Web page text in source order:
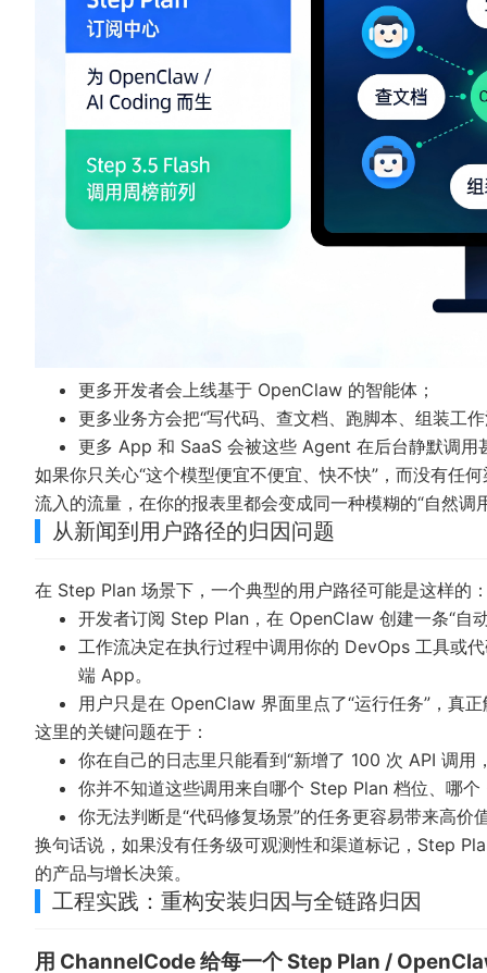
更多开发者会上线基于 OpenClaw 的智能体；
更多业务方会把“写代码、查文档、跑脚本、组装工
更多 App 和 SaaS 会被这些 Agent 在后台静默调用
如果你只关心“这个模型便宜不便宜、快不快”，而没有任
流入的流量，在你的报表里都会变成同一种模糊的“自然调
从新闻到用户路径的归因问题
在 Step Plan 场景下，一个典型的用户路径可能是这样的
开发者订阅 Step Plan，在 OpenClaw 创建一条“自
工作流决定在执行过程中调用你的 DevOps 工具或
端 App。
用户只是在 OpenClaw 界面里点了“运行任务”，真
这里的关键问题在于：
你在自己的日志里只能看到“新增了 100 次 API 调用
你并不知道这些调用来自哪个 Step Plan 档位、哪
你无法判断是“代码修复场景”的任务更容易带来高
换句话说，如果没有任务级可观测性和渠道标记，Step
的产品与增长决策。
工程实践：重构安装归因与全链路归因
用 ChannelCode 给每一个 Step Plan /